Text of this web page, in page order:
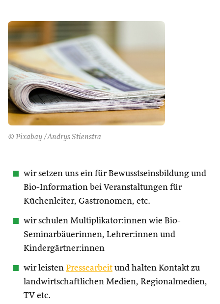
© Pixabay /Andrys Stienstra
wir setzen uns ein für Bewusstseinsbildung und
Bio-Information bei Veranstaltungen für
Küchenleiter, Gastronomen, etc.
wir schulen Multiplikator:innen wie Bio-
Seminarbäuerinnen, Lehrer:innen und
Kindergärtner:innen
wir leisten Pressearbeit und halten Kontakt zu
landwirtschaftlichen Medien, Regionalmedien,
TV etc.